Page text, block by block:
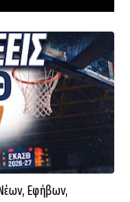
Εφήβων,